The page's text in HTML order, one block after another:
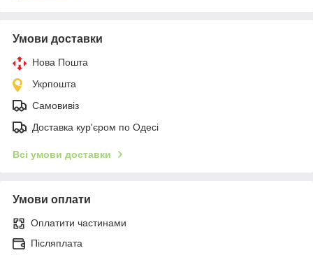
Умови доставки
Нова Пошта
Укрпошта
Самовивіз
Доставка кур'єром по Одесі
Всі умови доставки
Умови оплати
Оплатити частинами
Післяплата